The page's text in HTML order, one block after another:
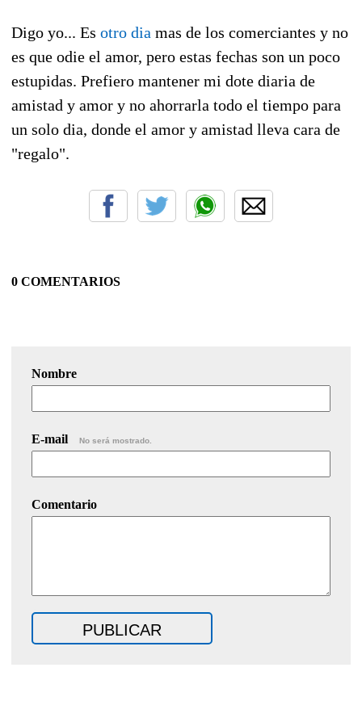
Digo yo... Es otro dia mas de los comerciantes y no
es que odie el amor, pero estas fechas son un poco
estupidas. Prefiero mantener mi dote diaria de
amistad y amor y no ahorrarla todo el tiempo para
un solo dia, donde el amor y amistad lleva cara de
"regalo".
0 COMENTARIOS
Nombre
E-mail No será mostrado.
Comentario